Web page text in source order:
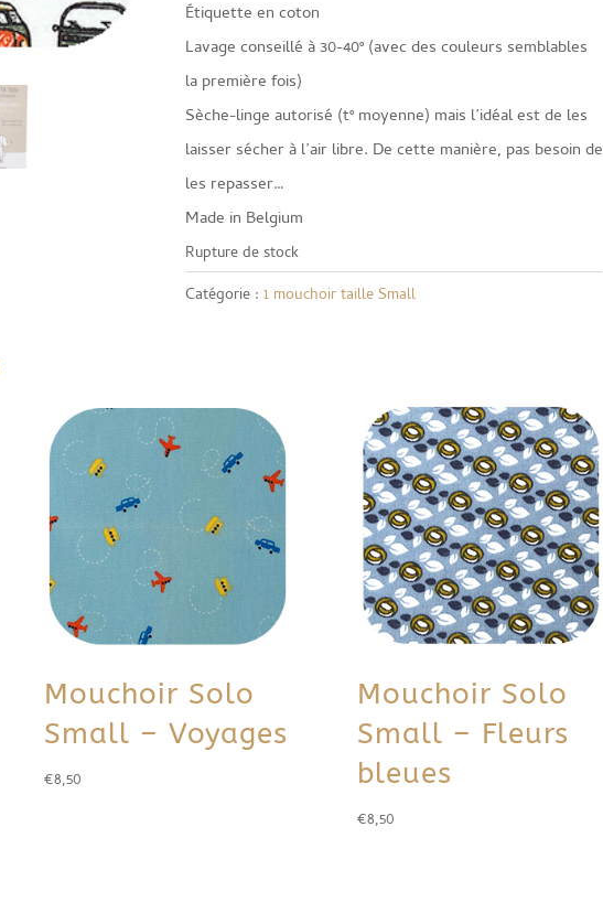
Étiquette en coton
Lavage conseillé à 30-40° (avec des couleurs semblables
la première fois)
Sèche-linge autorisé (t° moyenne) mais l’idéal est de les
laisser sécher à l’air libre. De cette manière, pas besoin de
les repasser…
Made in Belgium
Rupture de stock
Catégorie :1 mouchoir taille Small
Mouchoir Solo
Small – Voyages
€8,50
Mouchoir Solo
Small – Fleurs
bleues
€8,50